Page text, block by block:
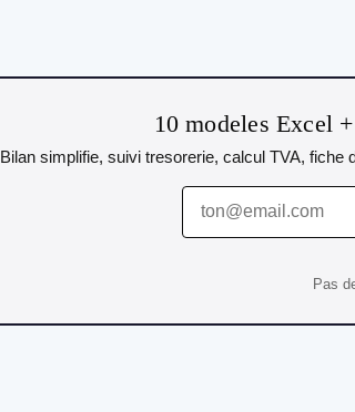
10 modeles Excel
Bilan simplifie, suivi tresorerie, calcul TVA, fiche
Pas